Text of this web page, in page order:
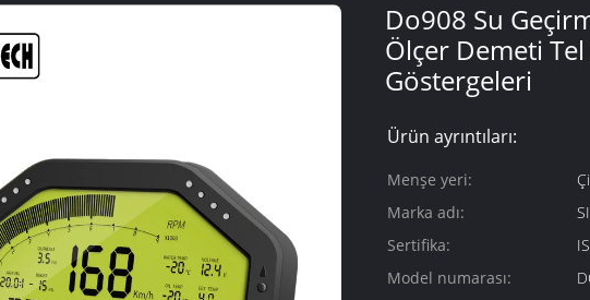
Do908 Su
Ölçer Demeti
Göstergeleri
Ürün ayrıntıları:
Menşe yeri:
Marka adı:
Sertifika:
Model numarası: